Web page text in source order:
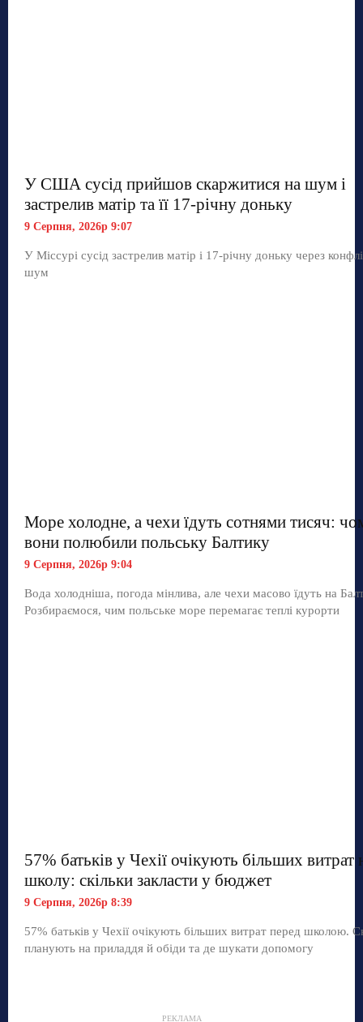
У США сусід прийшов скаржитися на шум і
застрелив матір та її 17-річну доньку
9 Серпня, 2026р 9:07
У Міссурі сусід застрелив матір і 17-річну доньку через
шум
Море холодне, а чехи їдуть сотнями тисяч:
вони полюбили польську Балтику
9 Серпня, 2026р 9:04
Вода холодніша, погода мінлива, але чехи масово їдуть на
Розбираємося, чим польське море перемагає теплі курорти
57% батьків у Чехії очікують більших витрат
школу: скільки закласти у бюджет
9 Серпня, 2026р 8:39
57% батьків у Чехії очікують більших витрат перед школою.
планують на приладдя й обіди та де шукати допомогу
РЕКЛАМА